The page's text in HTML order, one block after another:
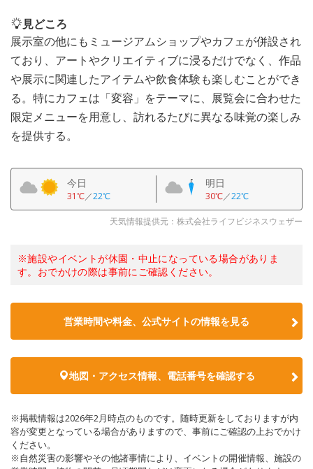
見どころ
展示室の他にもミュージアムショップやカフェが併設され
ており、アートやクリエイティブに浸るだけでなく、作品
や展示に関連したアイテムや飲食体験も楽しむことができ
る。特にカフェは「変容」をテーマに、展覧会に合わせた
限定メニューを用意し、訪れるたびに異なる味覚の楽しみ
を提供する。
今日
31℃／22℃
明日
30℃／22℃
天気情報提供元：株式会社ライフビジネスウェザー
※施設やイベントが休園・中止になっている場合がありま
す。おでかけの際は事前にご確認ください。
営業時間や料金、公式サイトの情報を見る
地図・アクセス情報、電話番号を確認する
※掲載情報は2026年2月時点のものです。随時更新をしておりますが内
容が変更となっている場合がありますので、事前にご確認の上おでかけ
ください。
※自然災害の影響やその他諸事情により、イベントの開催情報、施設の